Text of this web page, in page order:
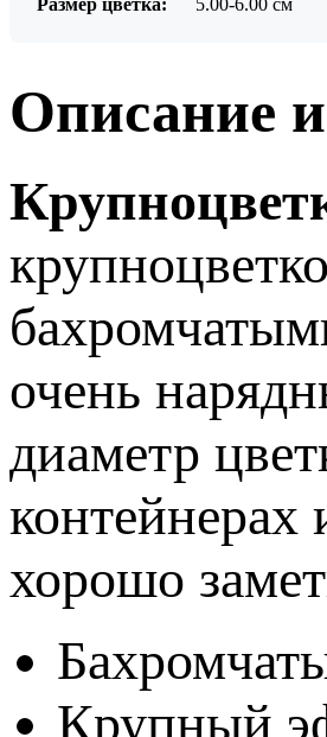
Размер цветка:
5.00-6.00 см
Описание
очень
диаметр
хорошо
Крупный